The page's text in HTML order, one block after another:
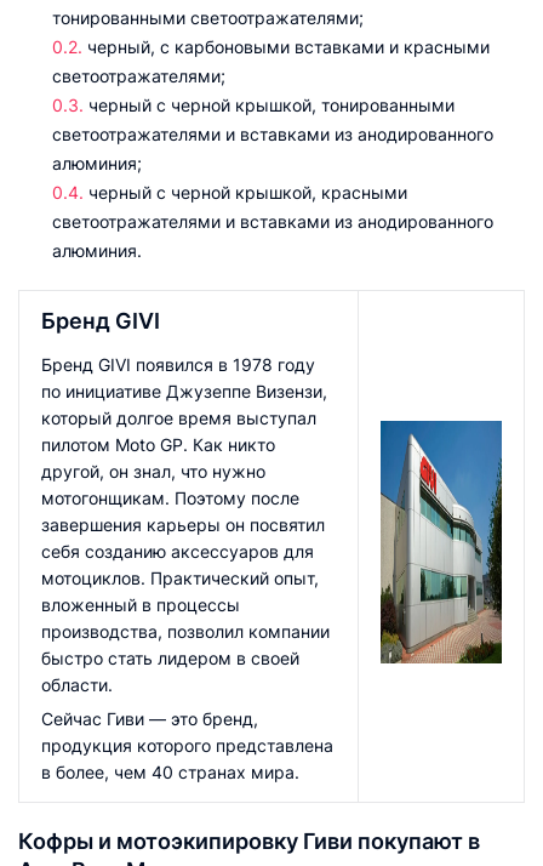
тонированными светоотражателями;
черный, с карбоновыми вставками и красными
светоотражателями;
черный с черной крышкой, тонированными
светоотражателями и вставками из анодированного
алюминия;
черный с черной крышкой, красными
светоотражателями и вставками из анодированного
алюминия.
Бренд GIVI
Бренд GIVI появился в 1978 году
по инициативе Джузеппе Визензи,
который долгое время выступал
пилотом Moto GP. Как никто
другой, он знал, что нужно
мотогонщикам. Поэтому после
завершения карьеры он посвятил
себя созданию аксессуаров для
мотоциклов. Практический опыт,
вложенный в процессы
производства, позволил компании
быстро стать лидером в своей
области.
Сейчас Гиви — это бренд,
продукция которого представлена
в более, чем 40 странах мира.
Кофры и мотоэкипировку Гиви покупают в